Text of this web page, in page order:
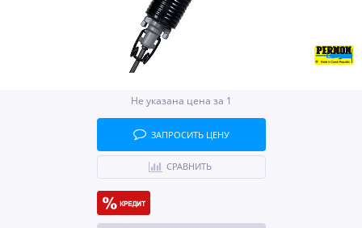
Не указана цена за 1
ЗАПРОСИТЬ ЦЕНУ
СРАВНИТЬ